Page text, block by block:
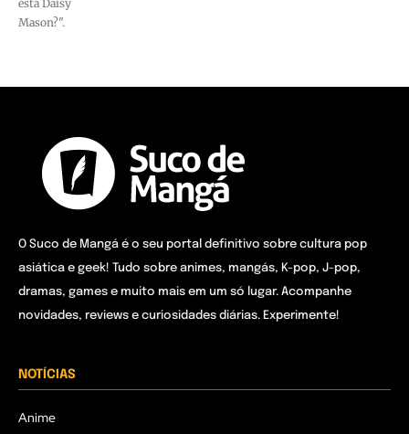
está Daisy
Mason?".
O Suco de Mangá é o seu portal definitivo sobre cultura pop
asiática e geek! Tudo sobre animes, mangás, K-pop, J-pop,
dramas, games e muito mais em um só lugar. Acompanhe
novidades, reviews e curiosidades diárias. Experimente!
NOTÍCIAS
Anime